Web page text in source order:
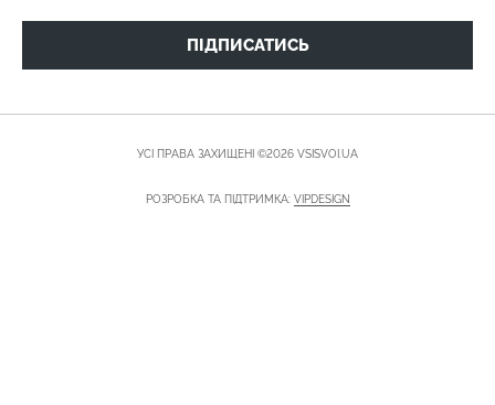
ПІДПИСАТИСЬ
УСІ ПРАВА ЗАХИЩЕНІ ©2026 VSISVOI.UA
РОЗРОБКА ТА ПІДТРИМКА: VIPDESIGN